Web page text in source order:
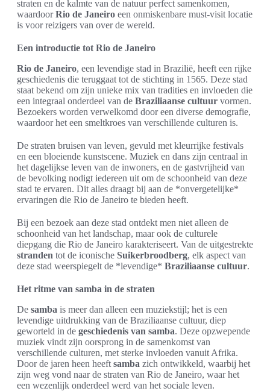
straten en de kalmte van de natuur perfect samenkomen,
waardoorRio de Janeiro een onmiskenbare must-visit locatie
is voor reizigers van over de wereld.
Een introductie tot Rio de Janeiro
Rio de Janeiro, een levendige stad in Brazilië, heeft een rijke
geschiedenis die teruggaat tot de stichting in 1565. Deze stad
staat bekend om zijn unieke mix van tradities en invloeden die
een integraal onderdeel van de Braziliaanse cultuur vormen.
Bezoekers worden verwelkomd door een diverse demografie,
waardoor het een smeltkroes van verschillende culturen is.
De straten bruisen van leven, gevuld met kleurrijke festivals
en een bloeiende kunstscene. Muziek en dans zijn centraal in
het dagelijkse leven van de inwoners, en de gastvrijheid van
de bevolking nodigt iedereen uit om de schoonheid van deze
stad te ervaren. Dit alles draagt bij aan de *onvergetelijke*
ervaringen die Rio de Janeiro te bieden heeft.
Bij een bezoek aan deze stad ontdekt men niet alleen de
schoonheid van het landschap, maar ook de culturele
diepgang die Rio de Janeiro karakteriseert. Van de uitgestrekte
stranden tot de iconische Suikerbroodberg, elk aspect van
deze stad weerspiegelt de *levendige* Braziliaanse cultuur.
Het ritme van samba in de straten
De samba is meer dan alleen een muziekstijl; het is een
levendige uitdrukking van de Braziliaanse cultuur, diep
geworteld in de geschiedenis van samba. Deze opzwepende
muziek vindt zijn oorsprong in de samenkomst van
verschillende culturen, met sterke invloeden vanuit Afrika.
Door de jaren heen heeft samba zich ontwikkeld, waarbij het
zijn weg vond naar de straten van Rio de Janeiro, waar het
een wezenlijk onderdeel werd van het sociale leven.